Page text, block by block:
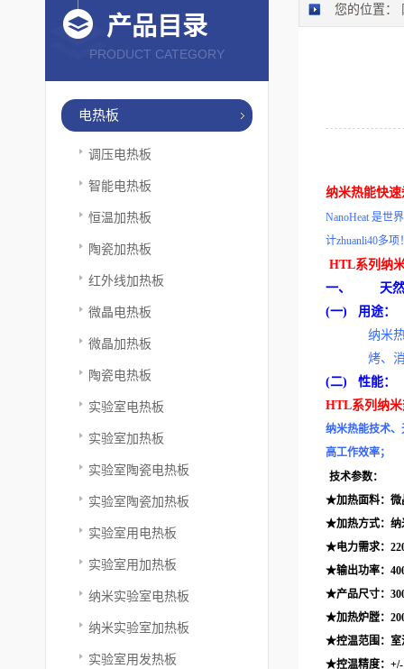
产品目录
PRODUCT CATEGORY
电热板
调压电热板
智能电热板
恒温加热板
陶瓷加热板
红外线加热板
微晶电热板
微晶加热板
陶瓷电热板
实验室电热板
实验室加热板
实验室陶瓷电热板
实验室陶瓷加热板
实验室用电热板
实验室用加热板
纳米实验室电热板
纳米实验室加热板
实验室用发热板
您的位置：
纳米热能快
NanoHeat 是世
计zhuanli40多项
HTL系列 纳
一、 天
(一) 用途：
纳米
烤、
(二) 性能：
HTL系列 纳
纳米热能技术
高工作效率；
技术参数：
★加热面料：微
★加热方式：纳
★电力需求：
★输出功率：
★产品尺寸：
★加热炉膛：
★控温范围：
★控温精度：